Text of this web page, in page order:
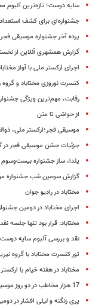
سایه دوست؛ تازه‌ترین آلبوم
جشنواره‌ای برای کشف
پرده آخر جشنواره موسیقی
گزارش همشهری آنلاین از
اجرای ارکستر ملی با آواز
کنسرت نوروزی مختاباد و گروه
رقابت، مهم‌ترین ویژگی جشنواره 23 موسیقی
از حواشی تا متن
موسیقی فجر؛ارکستر ملی،
جزئیات جشن موسیقی فجر در
یلدا، ساز جشنواره
گزارش سومین شب جشنواره
مختاباد در رادیو جوان
اجرای مختاباد در دومین
مختاباد: قرار بود تنها جلسه
نقد و بررسی آلبوم سایه
تور کنسرت مختاباد با گروه نیریز در 4 شهر
مختاباد در هفته خیام با
17 هزار مخاطب در دو روز موسیقی فجر
پری زنگنه و لیلی افشار در